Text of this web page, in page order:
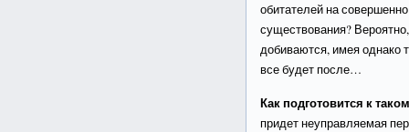
обитателей на
существования?
добиваются, имея однако
все будет после…
Как подготовится к
придет неуправляемая